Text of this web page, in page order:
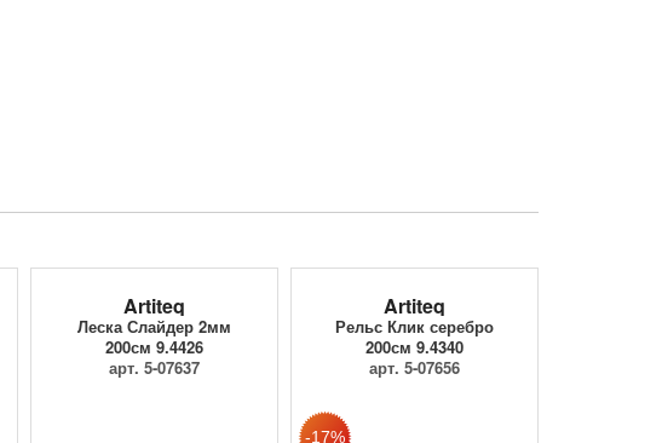
Artiteq
Леска Слайдер 2мм
200см 9.4426
арт. 5-07637
Artiteq
Рельс Клик серебро
200см 9.4340
арт. 5-07656